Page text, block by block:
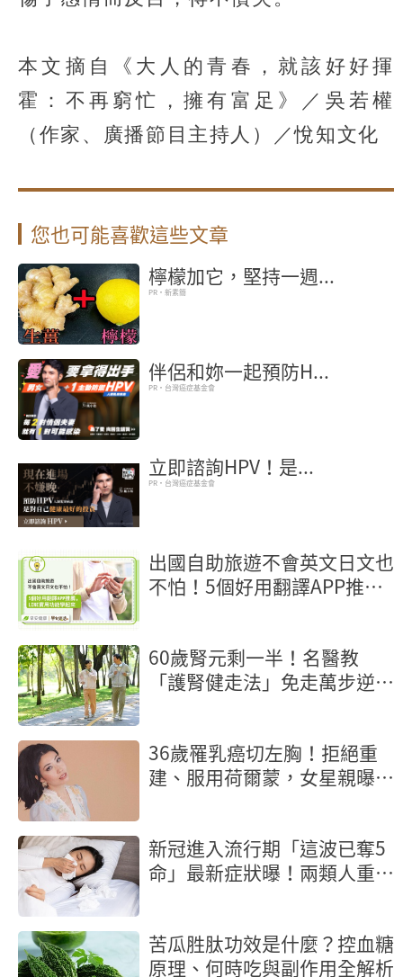
本文摘自《大人的青春，就該好好揮
霍：不再窮忙，擁有富足》／吳若權
（作家、廣播節目主持人）／悅知文化
您也可能喜歡這些文章
檸檬加它，堅持一週...
PR・新素簡
伴侶和妳一起預防H...
PR・台灣癌症基金會
立即諮詢HPV！是...
PR・台灣癌症基金會
出國自助旅遊不會英文日文也
不怕！5個好用翻譯APP推
60歲腎元剩一半！名醫教
「護腎健走法」免走萬步逆轉
36歲罹乳癌切左胸！拒絕重
建、服用荷爾蒙，女星親曝抗
新冠進入流行期「這波已奪5
命」最新症狀曝！兩類人重症
苦瓜胜肽功效是什麼？控血糖
原理、何時吃與副作用全解析